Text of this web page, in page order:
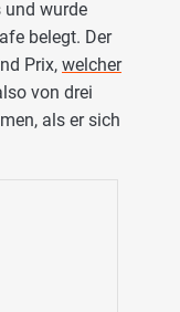
und wurde
belegt. Der
Prix, welcher
von drei
als er sich